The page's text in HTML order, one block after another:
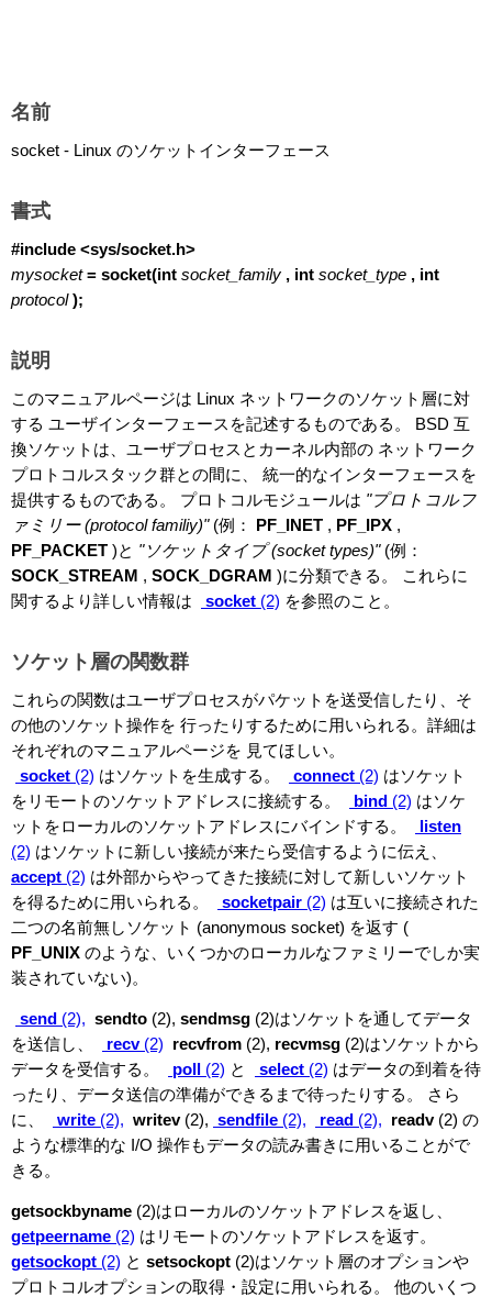
名前
socket - Linux のソケットインターフェース
書式
#include <sys/socket.h>
mysocket = socket(int socket_family , int socket_type , int
protocol );
説明
このマニュアルページは Linux ネットワークのソケット層に対
する ユーザインターフェースを記述するものである。 BSD 互
換ソケットは、ユーザプロセスとカーネル内部の ネットワーク
プロトコルスタック群との間に、 統一的なインターフェースを
提供するものである。 プロトコルモジュールは "プロトコルフ
ァミリー (protocol familiy)"(例： PF_INET , PF_IPX ,
PF_PACKET )と "ソケットタイプ (socket types)"(例：
SOCK_STREAM , SOCK_DGRAM )に分類できる。 これらに
関するより詳しい情報は
socket (2) を参照のこと。
ソケット層の関数群
これらの関数はユーザプロセスがパケットを送受信したり、そ
の他のソケット操作を 行ったりするために用いられる。詳細は
それぞれのマニュアルページを 見てほしい。
socket (2) はソケットを生成する。 connect (2) はソケット
をリモートのソケットアドレスに接続する。
bind (2) はソケ
ットをローカルのソケットアドレスにバインドする。
listen
(2) はソケットに新しい接続が来たら受信するように伝え、
accept (2) は外部からやってきた接続に対して新しいソケット
を得るために用いられる。
socketpair (2) は互いに接続された
二つの名前無しソケット (anonymous socket) を返す (
PF_UNIX のような、いくつかのローカルなファミリーでしか実
装されていない)。
send (2), sendto (2), sendmsg (2)はソケットを通してデータ
を送信し、
recv(2) recvfrom (2), recvmsg (2)はソケットから
データを受信する。
poll (2) と select (2) はデータの到着を待
ったり、データ送信の準備ができるまで待ったりする。 さら
に、
write (2), writev(2), sendfile (2), read (2), readv(2) の
ような標準的な I/O 操作もデータの読み書きに用いることがで
きる。
getsockbyname (2)はローカルのソケットアドレスを返し、
getpeername (2) はリモートのソケットアドレスを返す。
getsockopt (2) と setsockopt (2)はソケット層のオプションや
プロトコルオプションの取得・設定に用いられる。 他のいくつ